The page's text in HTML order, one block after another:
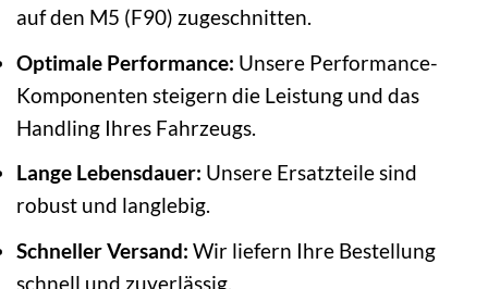
auf den M5 (F90) zugeschnitten.
Optimale Performance: Unsere Performance-
Komponenten steigern die Leistung und das
Handling Ihres Fahrzeugs.
Lange Lebensdauer: Unsere Ersatzteile sind
robust und langlebig.
Schneller Versand: Wir liefern Ihre Bestellung
schnell und zuverlässig.